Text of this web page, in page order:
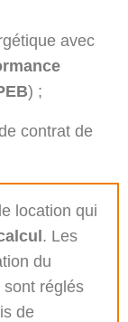
avec
) ;
contrat de
location qui
. Les
du
réglés
de